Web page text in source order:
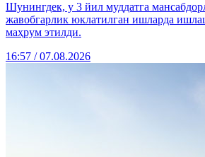
Шунингдек, у 3 йил муддатга
жавобгарлик юклатилган ишларда
маҳрум этилди.
16:57 / 07.08.2026